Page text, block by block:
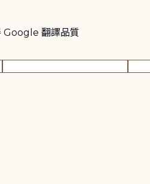
Google 翻譯品質